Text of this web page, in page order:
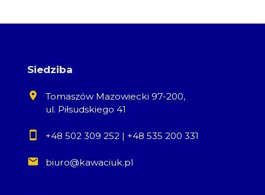
Siedziba
Tomaszów Mazowiecki 97-200,
ul. Piłsudskiego 41
+48 502 309 252| +48 535 200 331
biuro@kawaciuk.pl